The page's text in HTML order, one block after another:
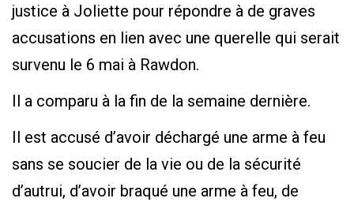
justice à Joliette pour répondre à de graves
accusations en lien avec une querelle qui serait
survenu le 6 mai à Rawdon.
Il a comparu à la fin de la semaine dernière.
Il est accusé d’avoir déchargé une arme à feu
sans se soucier de la vie ou de la sécurité
d’autrui, d’avoir braqué une arme à feu, de